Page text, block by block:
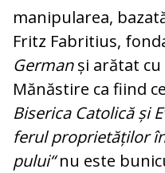
manipularea,
Fritz Fabritius,
Germanși arătat cu
Mă­năs­tire ca fiind
Bi­serica Catolică și
ferul proprietăților
pului“nu este